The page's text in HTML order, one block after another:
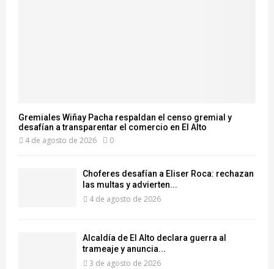
Gremiales Wiñay Pacha respaldan el censo gremial y
desafían a transparentar el comercio en El Alto
4 de agosto de 2026 0
Choferes desafían a Eliser Roca: rechazan
las multas y advierten...
4 de agosto de 2026
‎Alcaldía de El Alto declara guerra al
trameaje y anuncia...
3 de agosto de 2026